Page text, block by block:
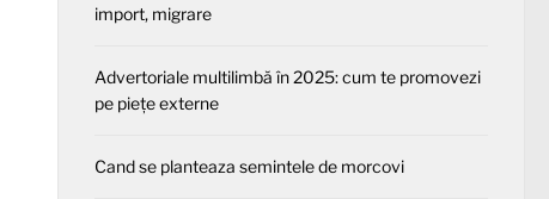
import, migrare
Advertoriale multilimbă în 2025: cum te promovezi
pe piețe externe
Cand se planteaza semintele de morcovi